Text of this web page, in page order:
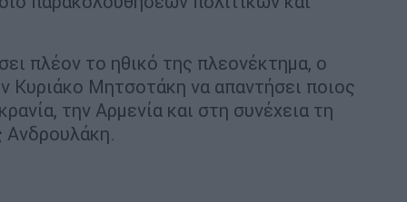
πλέον το ηθικό της πλεονέκτημα, ο
Κυριάκο Μητσοτάκη να απαντήσει ποιος
την Αρμενία και στη συνέχεια τη
Ανδρουλάκη.